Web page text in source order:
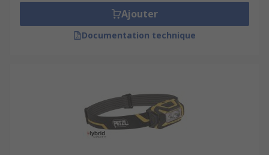
Ajouter
Documentation technique